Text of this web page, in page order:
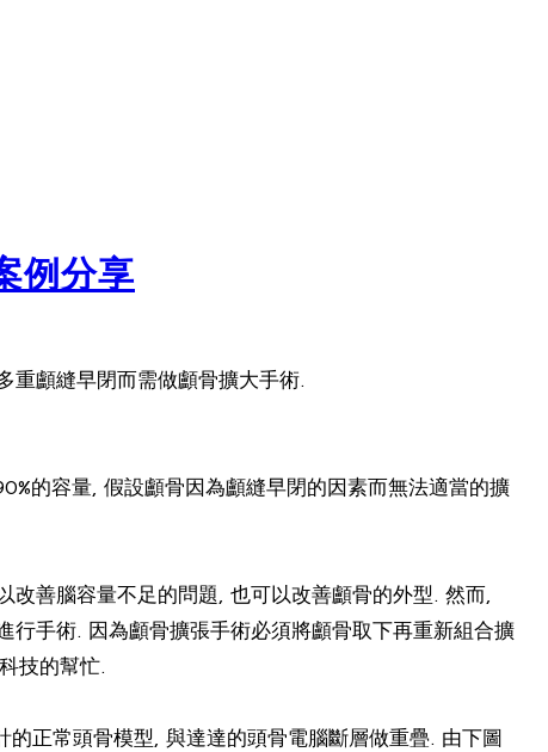
例分享
重顱縫早閉而需做顱骨擴大手術.
的容量, 假設顱骨因為顱縫早閉的因素而無法適當的擴
善腦容量不足的問題, 也可以改善顱骨的外型. 然而,
手術. 因為顱骨擴張手術必須將顱骨取下再重新組合擴
技的幫忙.
正常頭骨模型, 與達達的頭骨電腦斷層做重疊. 由下圖